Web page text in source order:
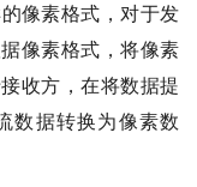
像素格式，对于发
像素格式，将像素
收方，在将数据提
数据转换为像素数